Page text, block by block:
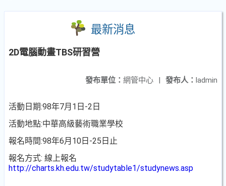
最新消息
2D電腦動畫TBS研習營
發布人： ladmin
發布單位： 網管中心 |
活動日期:98年7月1日-2日
活動地點:中華高級藝術職業學校
報名時間:98年6月10日-25日止
報名方式: 線上報名
http://charts.kh.edu.tw/studytable1/studynews.asp